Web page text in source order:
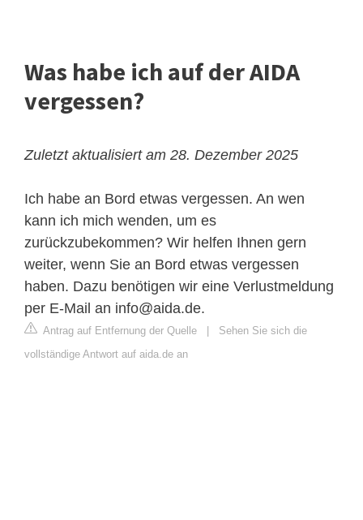
Was habe ich auf der AIDA
vergessen?
Zuletzt aktualisiert am 28. Dezember 2025
Ich habe an Bord etwas vergessen. An wen
kann ich mich wenden, um es
zurückzubekommen? Wir helfen Ihnen gern
weiter, wenn Sie an Bord etwas vergessen
haben. Dazu benötigen wir eine Verlustmeldung
per E-Mail an info@aida.de.
Antrag auf Entfernung der Quelle
Sehen Sie sich die
vollständige Antwort auf aida.de an